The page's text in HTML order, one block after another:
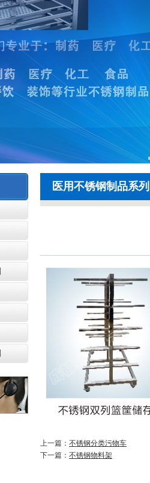
医用不锈钢制品系列
上一篇： 不锈钢分类污物车
下一篇： 不锈钢物料架